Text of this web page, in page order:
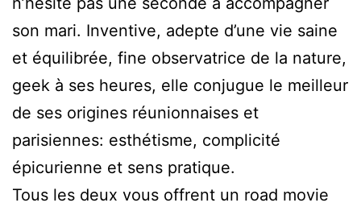
son mari. Inventive, adepte d’une vie saine
et équilibrée, fine observatrice de la nature,
geek à ses heures, elle conjugue le meilleur
de ses origines réunionnaises et
parisiennes: esthétisme, complicité
épicurienne et sens pratique.
Tous les deux vous offrent un road movie